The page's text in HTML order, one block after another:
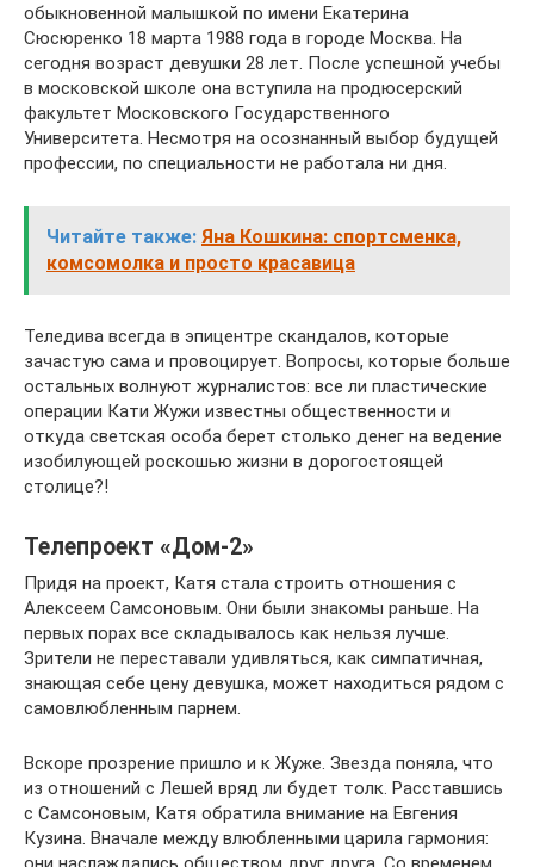
обыкновенной малышкой по имени Екатерина
Сюсюренко 18 марта 1988 года в городе Москва. На
сегодня возраст девушки 28 лет. После успешной учебы
в московской школе она вступила на продюсерский
факультет Московского Государственного
Университета. Несмотря на осознанный выбор будущей
профессии, по специальности не работала ни дня.
Читайте также: Яна Кошкина: спортсменка,
комсомолка и просто красавица
Теледива всегда в эпицентре скандалов, которые
зачастую сама и провоцирует. Вопросы, которые больше
остальных волнуют журналистов: все ли пластические
операции Кати Жужи известны общественности и
откуда светская особа берет столько денег на ведение
изобилующей роскошью жизни в дорогостоящей
столице?!
Телепроект «Дом-2»
Придя на проект, Катя стала строить отношения с
Алексеем Самсоновым. Они были знакомы раньше. На
первых порах все складывалось как нельзя лучше.
Зрители не переставали удивляться, как симпатичная,
знающая себе цену девушка, может находиться рядом с
самовлюбленным парнем.
Вскоре прозрение пришло и к Жуже. Звезда поняла, что
из отношений с Лешей вряд ли будет толк. Расставшись
с Самсоновым, Катя обратила внимание на Евгения
Кузина. Вначале между влюбленными царила гармония: